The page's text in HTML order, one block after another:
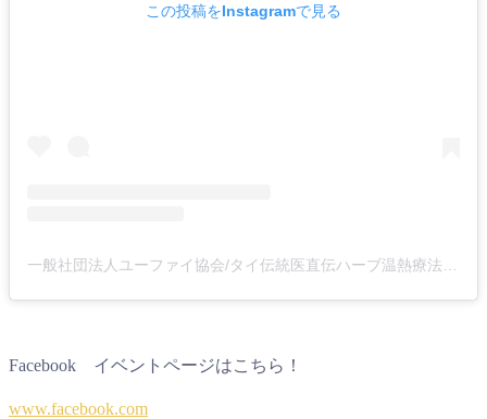
この投稿をInstagramで見る
Facebook イベントページはこちら！
www.facebook.com